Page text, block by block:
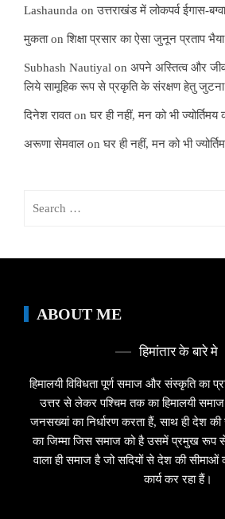
Lashaunda onउत्तराखंड में लोकपर्व ईगास-
मुकताonशिक्षा प्रसार का ऐसा जुनून प्रताप
Subhash Nautiyal on अपने अस्तित्व और
लिये सामूहिक रूप से प्रकृति के संरक्षण हेतु जुटना
दिनेश रावतonघर ही नहीं, मन को भी ज्योर्तिमय
अरूणा सेमवाल onघर ही नहीं, मन को भी
ABOUT ME
हिमांतार के बारे मे
हिमालयी विविधता पूर्ण समाज और संस्कृति का
उत्तर से लेकर पश्चिम तक का हिमालयी
जनसख्यां का निर्धारण करता हैं, साथ ही देश
का जिम्मा जिस समाज को है उसमें प्रमुख रूप
वाला ही समाज है जो सदियों से देश की सीमाओं
कार्य कर रहा हैं।